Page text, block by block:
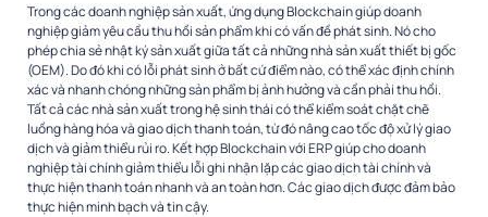
Trong các doanh nghiệp sản xuất, ứng dụng Blockchain giúp doanh
nghiệp giảm yêu cầu thu hồi sản phẩm khi có vấn đề phát sinh. Nó cho
phép chia sẻ nhật ký sản xuất giữa tất cả những nhà sản xuất thiết bị gốc
(OEM). Do đó khi có lỗi phát sinh ở bất cứ điểm nào, có thể xác định chính
xác và nhanh chóng những sản phẩm bị ảnh hưởng và cần phải thu hồi.
Tất cả các nhà sản xuất trong hệ sinh thái có thể kiểm soát chặt chẽ
luồng hàng hóa và giao dịch thanh toán, từ đó nâng cao tốc độ xử lý giao
dịch và giảm thiểu rủi ro. Kết hợp Blockchain với ERP giúp cho doanh
nghiệp tài chính giảm thiểu lỗi ghi nhận lặp các giao dịch tài chính và
thực hiện thanh toán nhanh và an toàn hơn. Các giao dịch được đảm bảo
thực hiện minh bạch và tin cậy.